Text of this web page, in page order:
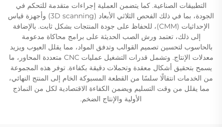
التطبيقات الصناعية. كما يتضمن العملية إجراءات متقدمة للتحكم في
الجودة، بما في ذلك الفحص الثلاثي الأبعاد (3D scanning) وأجهزة قياس
الإحداثيات (CMM)، للحفاظ على جودة المنتجات بشكل ثابت. بالإضافة
إلى ذلك، تعتمد ورش الصب الحديثة على برامج محاكاة مدعومة
بالحاسوب لتحسين تصميم القوالب وتدفق المواد، مما يقلل العيوب ويزيد
معدلات الإنتاج. وتشمل قدرات التشغيل عمليات CNC متعددة المحاور، ما
يسمح بتحقيق أشكال معقدة وتحملات دقيقة بكفاءة. توفر هذه المجموعة
من الخدمات انتقالًا سلسًا من القطعة المسبوكة الخام إلى المنتج النهائي،
مما يقلل من وقت التسليم ويضمن الكفاءة الاقتصادية لكل من النماذج
الأولية والإنتاج الضخم.